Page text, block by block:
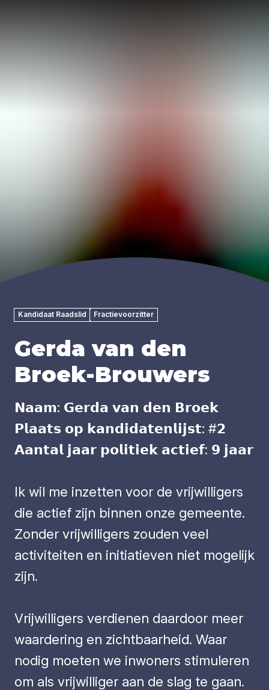
Kandidaat Raadslid Fractievoorzitter
Gerda van den
Broek-Brouwers
𝗡𝗮𝗮𝗺: 𝗚𝗲𝗿𝗱𝗮 𝘃𝗮𝗻 𝗱𝗲𝗻 𝗕𝗿𝗼𝗲𝗸
𝗣𝗹𝗮𝗮𝘁𝘀 𝗼𝗽 𝗸𝗮𝗻𝗱𝗶𝗱𝗮𝘁𝗲𝗻𝗹𝗶𝗷𝘀𝘁: #𝟮
𝗔𝗮𝗻𝘁𝗮𝗹 𝗷𝗮𝗮𝗿 𝗽𝗼𝗹𝗶𝘁𝗶𝗲𝗸 𝗮𝗰𝘁𝗶𝗲𝗳: 𝟵 𝗷𝗮𝗮𝗿
Ik wil me inzetten voor de vrijwilligers
die actief zijn binnen onze gemeente.
Zonder vrijwilligers zouden veel
activiteiten en initiatieven niet mogelijk
zijn.
Vrijwilligers verdienen daardoor meer
waardering en zichtbaarheid. Waar
nodig moeten we inwoners stimuleren
om als vrijwilliger aan de slag te gaan.